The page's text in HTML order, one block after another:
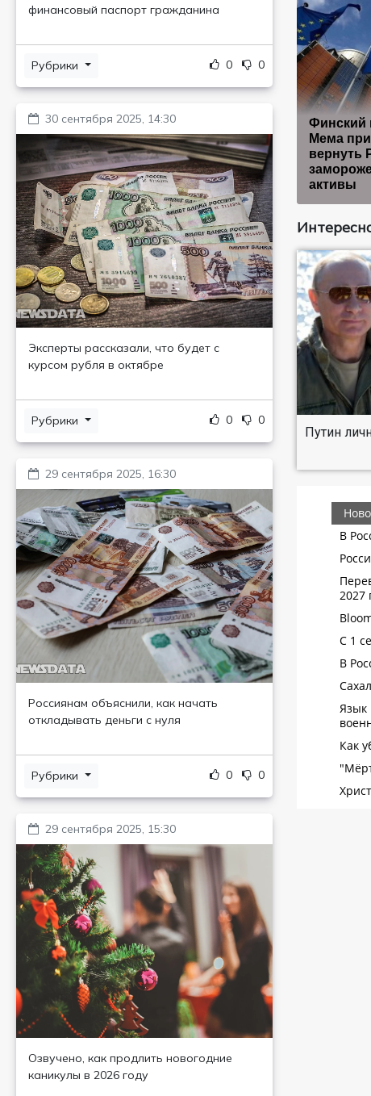
финансовый паспорт гражданина
Рубрики 0 0
30 сентября 2025, 14:30
Эксперты рассказали, что будет с
курсом рубля в октябре
Рубрики 0 0
29 сентября 2025, 16:30
Россиянам объяснили, как начать
откладывать деньги с нуля
Рубрики 0 0
29 сентября 2025, 15:30
Озвучено, как продлить новогодние
каникулы в 2026 году
Финский
Мема
вернуть
активы
Путин